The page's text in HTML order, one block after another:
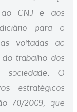
ao CNJ e aos
para a
voltadas ao
trabalho dos
O
estratégicos
70/2009, que